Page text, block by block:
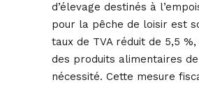
d’élevage destinés à
pour la pêche de loisir est
taux de TVA réduit de 5,5 %,
des produits alimentaires
nécessité. Cette mesure